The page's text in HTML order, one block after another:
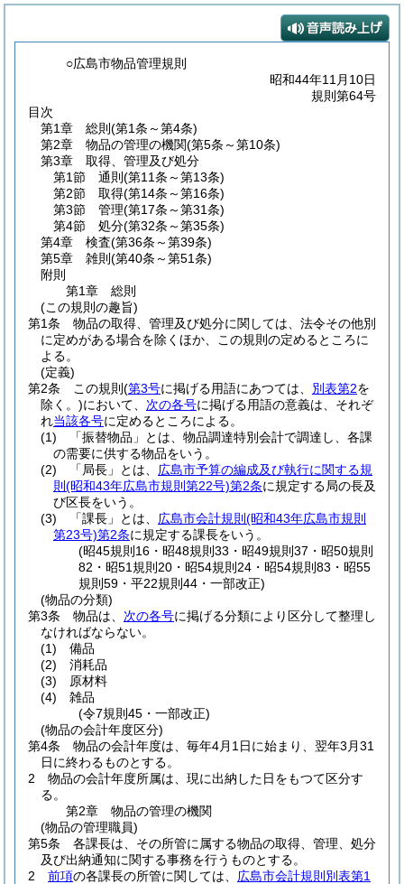
○広島市物品管理規則
昭和44年11月10日
規則第64号
目次
第1章
総則 (第1条～第4条)
第2章
物品の管理の機関(第5条～第10条)
第3章
取得、管理及び処分
第1節
通則 (第11条～第13条)
第2節
取得(第14条～第16条)
第3節
管理(第17条～第31条)
第4節
処分(第32条～第35条)
第4章
検査(第36条～第39条)
第5章
雑則 (第40条～第51条)
附則
第1章
総則
(この規則の趣旨)
第1条
物品の取得、管理及び処分に関しては、法令その他別
に定めがある場合を除くほか、この規則の定めるところに
よる。
(定義)
第2条
この規則 (第3号に掲げる用語にあつては、 別表第2を
除く。)において、 次の各号に掲げる用語の意義は、それぞ
れ当該各号に定めるところによる。
(1)
「振替物品」とは、物品調達特別会計で調達し、各課
の需要に供する物品をいう。
(2)
「局長」とは、 広島市予算の編成及び執行に関する規
則 (昭和43年広島市規則第22号)第2条に規定する局の長及
び区長をいう。
(3)
「課長」とは、 広島市会計規則 (昭和43年広島市規則
第23号)第2条に規定する課長をいう。
(昭45規則16・昭48規則33・昭49規則37・昭50規則
82・昭51規則20・昭54規則24・昭54規則83・昭55
規則59・平22規則44・一部改正)
(物品の分類)
第3条
物品は、 次の各号に掲げる分類により区分して整理し
なければならない。
(1)
備品
(2)
消耗品
(3)
原材料
(4)
雑品
(令7規則45・一部改正)
(物品の会計年度区分)
第4条
物品の会計年度は、毎年4月1日に始まり、翌年3月31
日に終わるものとする。
2
物品の会計年度所属は、現に出納した日をもつて区分す
る。
第2章
物品の管理の機関
(物品の管理職員)
第5条
各課長は、その所管に属する物品の取得、管理、処分
及び出納通知に関する事務を行うものとする。
2
前項の各課長の所管に関しては、 広島市会計規則別表第1